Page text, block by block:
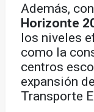
Además,
Horizonte
los niveles
como la
centros
expansión
Transporte